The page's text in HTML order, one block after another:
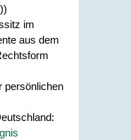
im
aus dem
persönlichen